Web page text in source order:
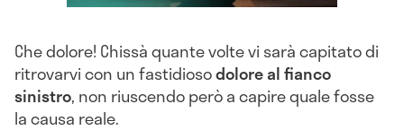
Che dolore! Chissà quante volte vi sarà capitato di
ritrovarvi con un fastidiosodolore al fianco
sinistro, non riuscendo però a capire quale fosse
la causa reale.